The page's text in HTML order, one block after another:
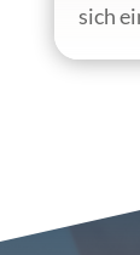
sich